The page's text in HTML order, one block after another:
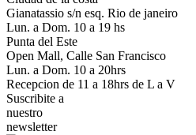
Gianatassio s/n esq. Rio de janeiro
Lun. a Dom. 10 a 19 hs
Punta del Este
Open Mall, Calle San Francisco
Lun. a Dom. 10 a 20hrs
Recepcion de 11 a 18hrs de L a V
Suscribite a
nuestro
newsletter